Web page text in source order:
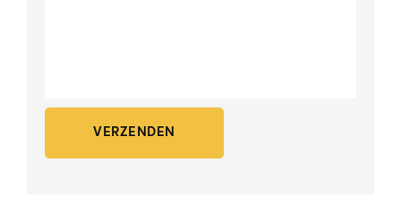
VERZENDEN